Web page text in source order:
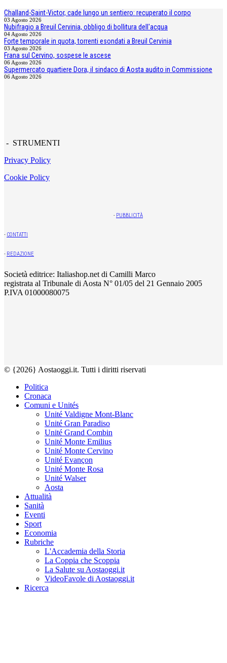
Challand-Saint-Victor, cade lungo un sentiero: recuperato il corpo
03 Agosto 2026
Nubifragio a Breuil Cervinia, obbligo di bollitura dell'acqua
04 Agosto 2026
Forte temporale in quota, torrenti esondati a Breuil Cervinia
03 Agosto 2026
Frana sul Cervino, sospese le ascese
06 Agosto 2026
Supermercato quartiere Dora, il sindaco di Aosta audito in Commissione
06 Agosto 2026
- STRUMENTI
Privacy Policy
Cookie Policy
- PUBBLICITÀ
- CONTATTI
- REDAZIONE
Società editrice: Italiashop.net di Camilli Marco
registrata al Tribunale di Aosta N° 01/05 del 21 Gennaio 2005
P.IVA 01000080075
© {2026} Aostaoggi.it. Tutti i diritti riservati
Politica
Cronaca
Comuni e Unités
Unité Valdigne Mont-Blanc
Unité Gran Paradiso
Unité Grand Combin
Unité Monte Emilius
Unité Monte Cervino
Unité Evançon
Unité Monte Rosa
Unité Walser
Aosta
Attualità
Sanità
Eventi
Sport
Economia
Rubriche
L'Accademia della Storia
La Coppia che Scoppia
La Salute su Aostaoggi.it
VideoFavole di Aostaoggi.it
Ricerca